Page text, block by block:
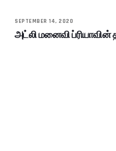
SEPTEMBER 14, 2020
அட்லி மனைவி ப்ரியாவின்